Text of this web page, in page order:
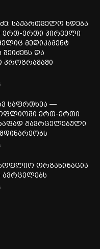
საქართველო ხდება
ერთი პირველი
მედიკამენტ
შეიძენს და
პროგრამაში
საფრთხეა —
ერთ-ერთი
გავრცელებული
ორგანიზაცია
ავრცელებს